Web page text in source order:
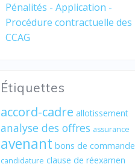
Pénalités - Application -
Procédure contractuelle des
CCAG
Étiquettes
accord-cadre allotissement
analyse des offres assurance
avenant bons de commande
candidature clause de réexamen